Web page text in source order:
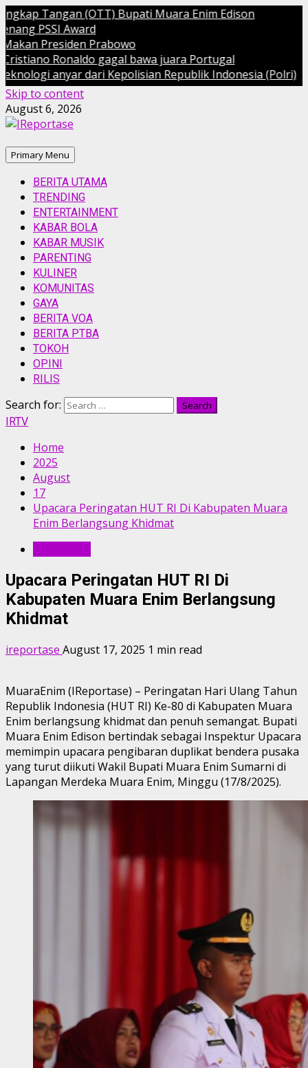
(OTT) Bupati Muara Enim Edison
Prabowo
gagal bawa juara Portugal
dari Kepolisian Republik Indonesia (Polri)
Skip to content
August 6, 2026
Primary Menu
BERITA UTAMA
TRENDING
ENTERTAINMENT
KABAR BOLA
KABAR MUSIK
PARENTING
KULINER
KOMUNITAS
GAYA
BERITA VOA
BERITA PTBA
TOKOH
OPINI
RILIS
Search for:
IRTV
Home
2025
August
17
Upacara Peringatan HUT RI Di Kabupaten Muara
Enim Berlangsung Khidmat
Upacara Peringatan HUT RI Di
Kabupaten Muara Enim Berlangsung
Khidmat
ireportase August 17, 2025 1 min read
MuaraEnim (IReportase) – Peringatan Hari Ulang Tahun
Republik Indonesia (HUT RI) Ke-80 di Kabupaten Muara
Enim berlangsung khidmat dan penuh semangat. Bupati
Muara Enim Edison bertindak sebagai Inspektur Upacara
memimpin upacara pengibaran duplikat bendera pusaka
yang turut diikuti Wakil Bupati Muara Enim Sumarni di
Lapangan Merdeka Muara Enim, Minggu (17/8/2025).